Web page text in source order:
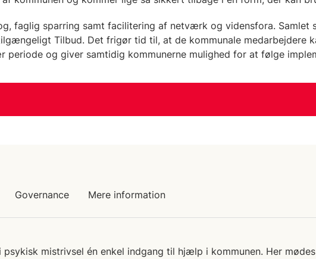
faglig sparring samt facilitering af netværk og vidensfora. Samlet
Tilbud. Det frigør tid til, at de kommunale medarbejdere
og giver samtidig kommunerne mulighed for at følge
Governance Mere information
mistrivsel én enkel indgang til hjælp i kommunen. Her mødes